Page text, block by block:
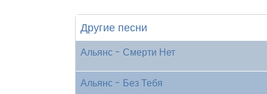
Другие песни
Альянс - Смерти Нет
Альянс - Без Тебя